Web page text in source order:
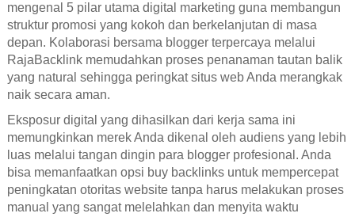
mengenal 5 pilar utama digital marketing guna membangun
struktur promosi yang kokoh dan berkelanjutan di masa
depan. Kolaborasi bersama blogger terpercaya melalui
RajaBacklink memudahkan proses penanaman tautan balik
yang natural sehingga peringkat situs web Anda merangkak
naik secara aman.
Eksposur digital yang dihasilkan dari kerja sama ini
memungkinkan merek Anda dikenal oleh audiens yang lebih
luas melalui tangan dingin para blogger profesional. Anda
bisa memanfaatkan opsi buy backlinks untuk mempercepat
peningkatan otoritas website tanpa harus melakukan proses
manual yang sangat melelahkan dan menyita waktu